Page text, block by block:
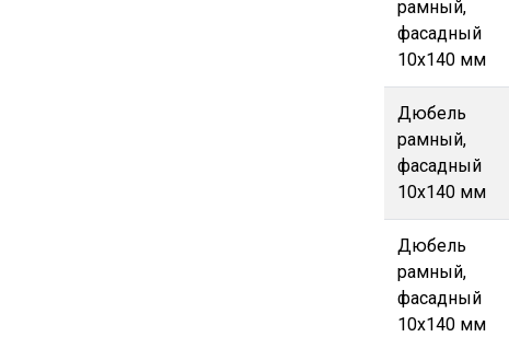
рамный,
фасадный
10х140 мм
Дюбель
рамный,
фасадный
10х140 мм
Дюбель
рамный,
фасадный
10х140 мм